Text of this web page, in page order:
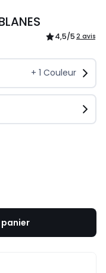
4,5/5 2 avis
+ 1 Couleur